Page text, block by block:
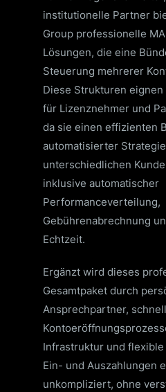
institutionelle Partner
Group professionelle
Lösungen, die eine
Steuerung mehrerer
Diese Strukturen
für Lizenznehmer und
da sie einen effizienten
automatisierter
unterschiedlichen
inklusive automatischer
Performanceverteilung,
Gebührenabrechnung
Echtzeit.
Ergänzt wird dieses
Gesamtpaket durch
Ansprechpartner,
Infrastruktur und
Ein- und Auszahlungen
unkompliziert, ohne